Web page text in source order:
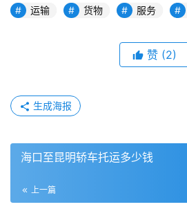
运输 货物 服务
赞 (2)
生成海报
海口至昆明轿车托运多少钱
上一篇